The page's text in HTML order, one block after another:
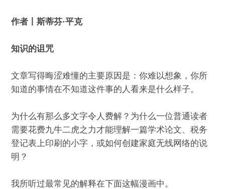
作者丨斯蒂芬·平克
知识的诅咒
文章写得晦涩难懂的主要原因是：你难以想象，你所
知道的事情在不知道这件事的人看来是什么样子。
为什么有那么多文字令人费解？为什么一位普通读者
需要花费九牛二虎之力才能理解一篇学术论文、税务
登记表上印刷的小字，或如何创建家庭无线网络的说
明？
我所听过最常见的解释在下面这幅漫画中。